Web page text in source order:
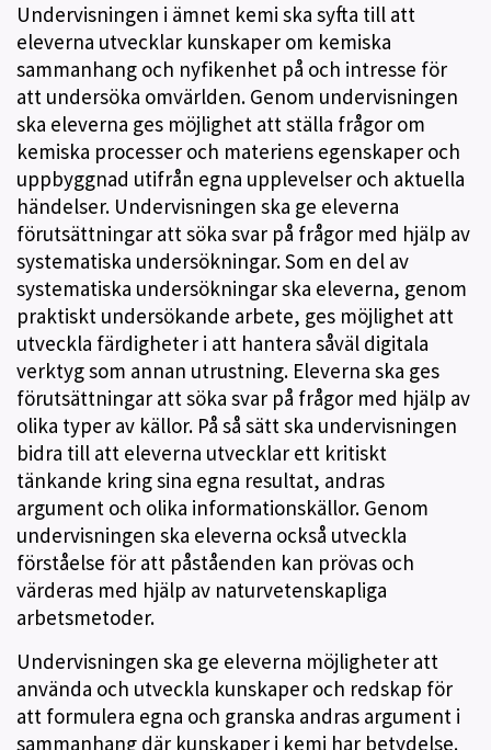
Undervisningen i ämnet kemi ska syfta till att
eleverna utvecklar kunskaper om kemiska
sammanhang och nyfikenhet på och intresse för
att undersöka omvärlden. Genom undervisningen
ska eleverna ges möjlighet att ställa frågor om
kemiska processer och materiens egenskaper och
uppbyggnad utifrån egna upplevelser och aktuella
händelser. Undervisningen ska ge eleverna
förutsättningar att söka svar på frågor med hjälp av
systematiska undersökningar. Som en del av
systematiska undersökningar ska eleverna, genom
praktiskt undersökande arbete, ges möjlighet att
utveckla färdigheter i att hantera såväl digitala
verktyg som annan utrustning. Eleverna ska ges
förutsättningar att söka svar på frågor med hjälp av
olika typer av källor. På så sätt ska undervisningen
bidra till att eleverna utvecklar ett kritiskt
tänkande kring sina egna resultat, andras
argument och olika informationskällor. Genom
undervisningen ska eleverna också utveckla
förståelse för att påståenden kan prövas och
värderas med hjälp av naturvetenskapliga
arbetsmetoder.
Undervisningen ska ge eleverna möjligheter att
använda och utveckla kunskaper och redskap för
att formulera egna och granska andras argument i
sammanhang där kunskaper i kemi har betydelse.